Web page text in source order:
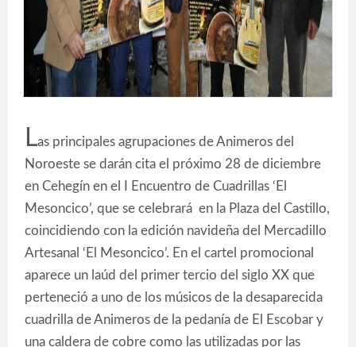
Las principales agrupaciones de Animeros del
Noroeste se darán cita el próximo 28 de diciembre
en Cehegín en el I Encuentro de Cuadrillas ‘El
Mesoncico’, que se celebrará en la Plaza del Castillo,
coincidiendo con la edición navideña del Mercadillo
Artesanal ‘El Mesoncico’. En el cartel promocional
aparece un laúd del primer tercio del siglo XX que
perteneció a uno de los músicos de la desaparecida
cuadrilla de Animeros de la pedanía de El Escobar y
una caldera de cobre como las utilizadas por las